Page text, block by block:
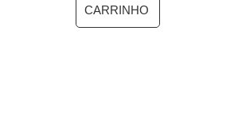
CARRINHO